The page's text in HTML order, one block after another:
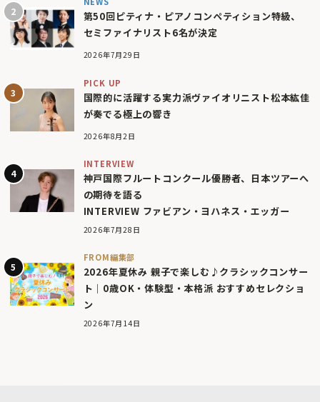
第50回ピティナ・ピアノコンペティション特級、
セミファイナリスト6名が決定
2026年7月29日
PICK UP
国際的に活躍する実力派ヴァイオリニスト松本紘佳
が奏でる極上の響き
2026年8月2日
INTERVIEW
神戸国際フルートコンクール優勝者、日本ツアーへ
の期待を語る
INTERVIEW ファビアン・ヨハネス・エッガー
2026年7月28日
FROM編集部
2026年夏休み 親子で楽しむ♪クラシックコンサー
ト｜0歳OK・体験型・本格派 おすすめセレクショ
ン
2026年7月14日